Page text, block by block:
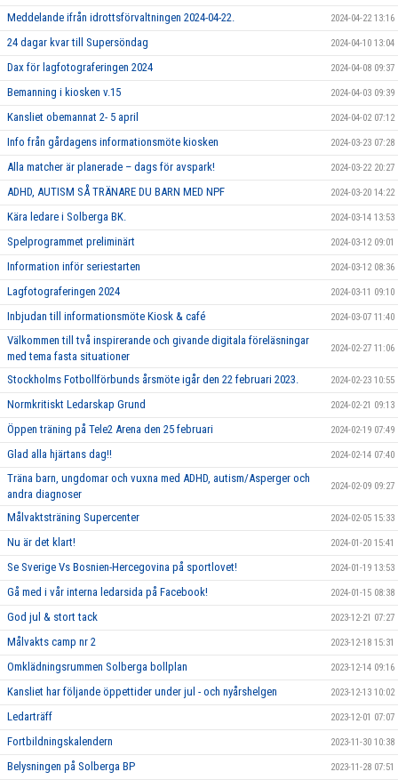
Meddelande ifrån idrottsförvaltningen 2024-04-22. 2024-04-22 13:16
24 dagar kvar till Supersöndag 2024-04-10 13:04
Dax för lagfotograferingen 2024 2024-04-08 09:37
Bemanning i kiosken v.15 2024-04-03 09:39
Kansliet obemannat 2- 5 april 2024-04-02 07:12
Info från gårdagens informationsmöte kiosken 2024-03-23 07:28
Alla matcher är planerade – dags för avspark! 2024-03-22 20:27
ADHD, AUTISM SÅ TRÄNARE DU BARN MED NPF 2024-03-20 14:22
Kära ledare i Solberga BK. 2024-03-14 13:53
Spelprogrammet preliminärt 2024-03-12 09:01
Information inför seriestarten 2024-03-12 08:36
Lagfotograferingen 2024 2024-03-11 09:10
Inbjudan till informationsmöte Kiosk & café 2024-03-07 11:40
Välkommen till två inspirerande och givande digitala föreläsningar
med tema fasta situationer
2024-02-27 11:06
Stockholms Fotbollförbunds årsmöte igår den 22 februari 2023. 2024-02-23 10:55
Normkritiskt Ledarskap Grund 2024-02-21 09:13
Öppen träning på Tele2 Arena den 25 februari 2024-02-19 07:49
Glad alla hjärtans dag!! 2024-02-14 07:40
Träna barn, ungdomar och vuxna med ADHD, autism/Asperger och
andra diagnoser
2024-02-09 09:27
Målvaktsträning Supercenter 2024-02-05 15:33
Nu är det klart! 2024-01-20 15:41
Se Sverige Vs Bosnien-Hercegovina på sportlovet! 2024-01-19 13:53
Gå med i vår interna ledarsida på Facebook! 2024-01-15 08:38
God jul & stort tack 2023-12-21 07:27
Målvakts camp nr 2 2023-12-18 15:31
Omklädningsrummen Solberga bollplan 2023-12-14 09:16
Kansliet har följande öppettider under jul - och nyårshelgen 2023-12-13 10:02
Ledarträff 2023-12-01 07:07
Fortbildningskalendern 2023-11-30 10:38
Belysningen på Solberga BP 2023-11-28 07:51